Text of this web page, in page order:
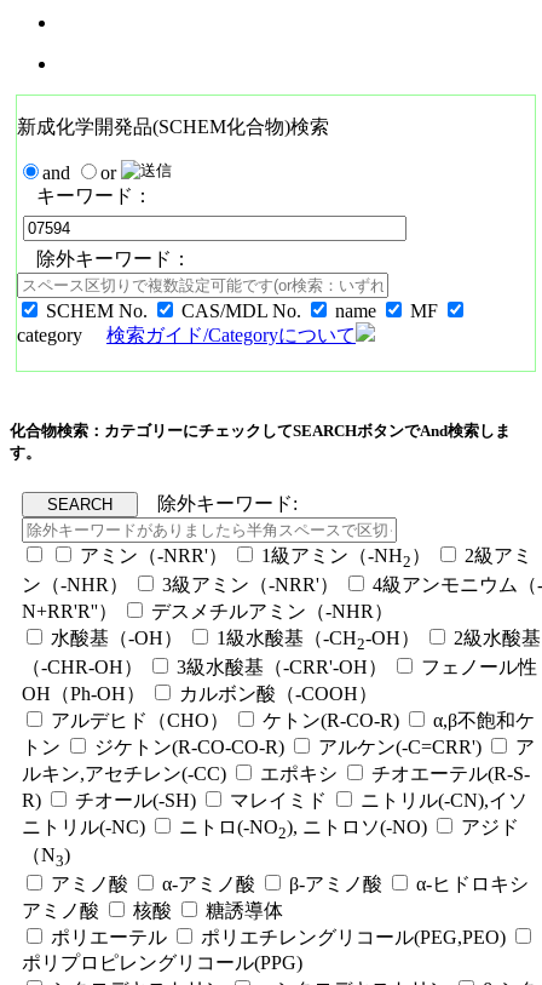
新成化学開発品(SCHEM化合物)検索
and
or
キーワード：
除外キーワード：
SCHEM No. CAS/MDL No. name
MF
category
検索ガイド/Categoryについて
化合物検索：カテゴリーにチェックしてSEARCHボタンでAnd検索しま
す。
除外キーワード:
アミン（-NRR'） 1級アミン（-NH2 ）
2級アミ
ン（-NHR）
3級アミン（-NRR'）
4級アンモニウム（-
N+RR'R''）
デスメチルアミン（-NHR）
水酸基（-OH）
1級水酸基（-CH2-OH）
2級水酸基
（-CHR-OH）
3級水酸基（-CRR'-OH）
フェノール性
OH（Ph-OH）
カルボン酸（-COOH）
アルデヒド（CHO）
ケトン(R-CO-R)
α,β不飽和ケ
トン
ジケトン(R-CO-CO-R) アルケン(-C=CRR')
ア
ルキン,アセチレン(-CC)
エポキシ
チオエーテル(R-S-
R)
チオール(-SH) マレイミド
ニトリル(-CN),イソ
ニトリル(-NC)
ニトロ(-NO2), ニトロソ(-NO)
アジド
（N3)
アミノ酸
α-アミノ酸 β-アミノ酸
α-ヒドロキシ
アミノ酸
核酸
糖誘導体
ポリエーテル
ポリエチレングリコール(PEG,PEO)
ポリプロピレングリコール(PPG)